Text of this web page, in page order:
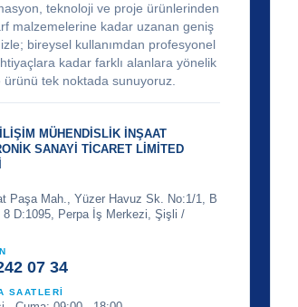
teknoloji ve proje ürünlerinden
malzemelerine kadar uzanan geniş
bireysel kullanımdan profesyonel
kadar farklı alanlara yönelik
ürünü tek noktada sunuyoruz.
MÜHENDİSLİK İNŞAAT
SANAYİ TİCARET LİMİTED
Paşa Mah., Yüzer Havuz Sk. No:1/1, B
8 D:1095, Perpa İş Merkezi, Şişli /
07 34
SAATLERİ